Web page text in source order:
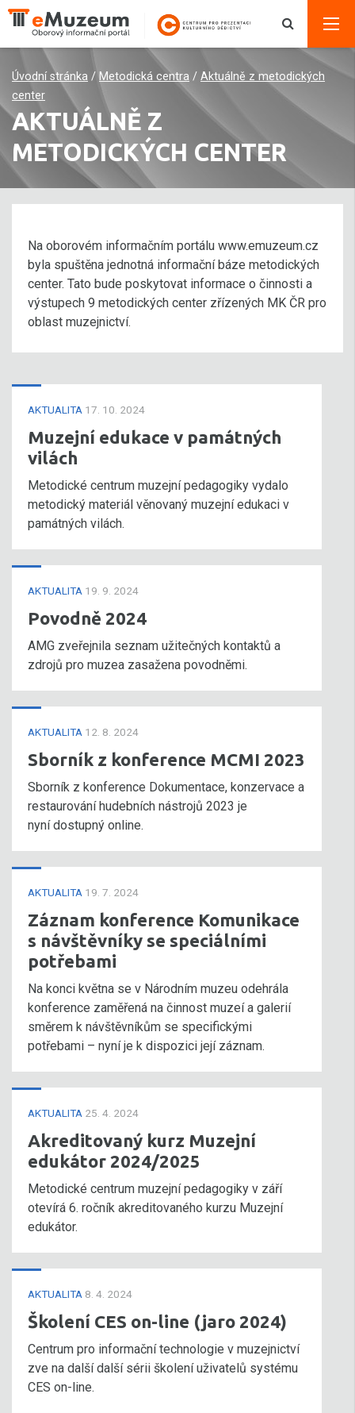
Úvodní stránka / Metodická centra / Aktuálně z metodických
center
AKTUÁLNĚ Z
METODICKÝCH CENTER
Na oborovém informačním portálu www.emuzeum.cz
byla spuštěna jednotná informační báze metodických
center. Tato bude poskytovat informace o činnosti a
výstupech 9 metodických center zřízených MK ČR pro
oblast muzejnictví.
AKTUALITA 17. 10. 2024
Muzejní edukace v památných
vilách
Metodické centrum muzejní pedagogiky vydalo
metodický materiál věnovaný muzejní edukaci v
památných vilách.
AKTUALITA 19. 9. 2024
Povodně 2024
AMG zveřejnila seznam užitečných kontaktů a
zdrojů pro muzea zasažena povodněmi.
AKTUALITA 12. 8. 2024
Sborník z konference MCMI 2023
Sborník z konference Dokumentace, konzervace a
restaurování hudebních nástrojů 2023 je
nyní dostupný online.
AKTUALITA 19. 7. 2024
Záznam konference Komunikace
s návštěvníky se speciálními
potřebami
Na konci května se v Národním muzeu odehrála
konference zaměřená na činnost muzeí a galerií
směrem k návštěvníkům se specifickými
potřebami – nyní je k dispozici její záznam.
AKTUALITA 25. 4. 2024
Akreditovaný kurz Muzejní
edukátor 2024/2025
Metodické centrum muzejní pedagogiky v září
otevírá 6. ročník akreditovaného kurzu Muzejní
edukátor.
AKTUALITA 8. 4. 2024
Školení CES on-line (jaro 2024)
Centrum pro informační technologie v muzejnictví
zve na další další sérii školení uživatelů systému
CES on-line.